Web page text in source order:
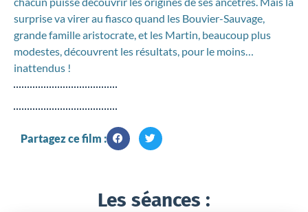
surprise va virer au fiasco quand les Bouvier-Sauvage,
grande famille aristocrate, et les Martin, beaucoup plus
modestes, découvrent les résultats, pour le moins…
inattendus !
Partagez ce film :
Les séances :